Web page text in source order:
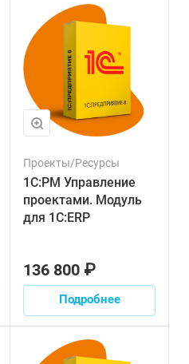
Проекты/Ресурсы
1С:PM Управление
проектами. Модуль
для 1С:ERP
136 800 ₽
Подробнее